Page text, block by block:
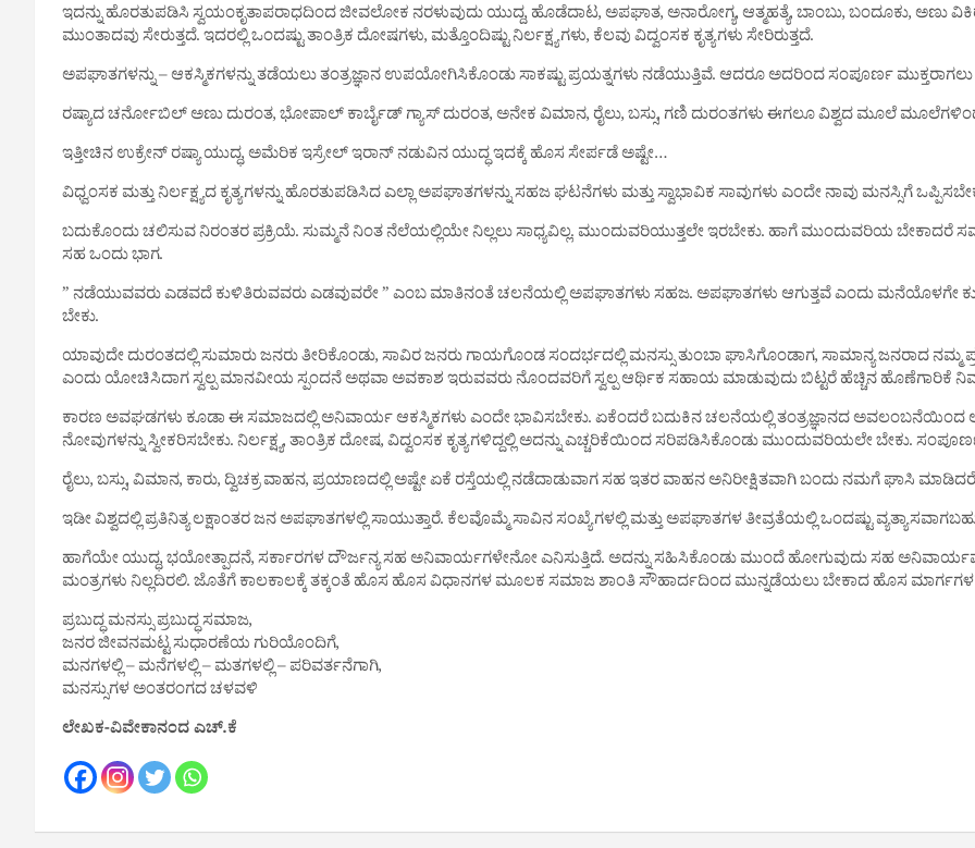
ಇದನ್ನು ಹೊರತುಪಡಿಸಿ ಸ್ವಯಂಕೃತಾಪರಾಧದಿಂದ ಜೀವಲೋಕ ನರಳುವುದು ಯುದ್ದ, ಹೊಡೆದಾಟ, ಅಪಘಾತ, ಅನಾರೋಗ್ಯ, ಆತ್ಮಹತ್ಯೆ, ಬಾಂಬು, ಬಂದೂಕು,
ಮುಂತಾದವು ಸೇರುತ್ತದೆ. ಇದರಲ್ಲಿ ಒಂದಷ್ಟು ತಾಂತ್ರಿಕ ದೋಷಗಳು, ಮತ್ತೊಂದಿಷ್ಟು ನಿರ್ಲಕ್ಷ್ಯಗಳು, ಕೆಲವು ವಿದ್ವಂಸಕ ಕೃತ್ಯಗಳು ಸೇರಿರುತ್ತದೆ.
ಅಪಘಾತಗಳನ್ನು – ಆಕಸ್ಮಿಕಗಳನ್ನು ತಡೆಯಲು ತಂತ್ರಜ್ಞಾನ ಉಪಯೋಗಿಸಿಕೊಂಡು ಸಾಕಷ್ಟು ಪ್ರಯತ್ನಗಳು ನಡೆಯುತ್ತಿವೆ. ಆದರೂ ಅದರಿಂದ ಸಂಪೂರ್ಣ ಮುಕ್ತರಾಗಲು
ರಷ್ಯಾದ ಚರ್ನೋಬಿಲ್ ಅಣು ದುರಂತ, ಭೋಪಾಲ್ ಕಾರ್ಬೈಡ್ ಗ್ಯಾಸ್ ದುರಂತ, ಅನೇಕ ವಿಮಾನ, ರೈಲು, ಬಸ್ಸು, ಗಣಿ ದುರಂತಗಳು ಈಗಲೂ ವಿಶ್ವದ ಮೂಲೆ ಮೂಲೆಗಳಿಂದ
ಇತ್ತೀಚಿನ ಉಕ್ರೇನ್ ರಷ್ಯಾ ಯುದ್ಧ, ಅಮೆರಿಕ ಇಸ್ರೇಲ್ ಇರಾನ್ ನಡುವಿನ ಯುದ್ಧ ಇದಕ್ಕೆ ಹೊಸ ಸೇರ್ಪಡೆ ಅಷ್ಟೇ…
ವಿಧ್ವಂಸಕ ಮತ್ತು ನಿರ್ಲಕ್ಷ್ಯದ ಕೃತ್ಯಗಳನ್ನು ಹೊರತುಪಡಿಸಿದ ಎಲ್ಲಾ ಅಪಘಾತಗಳನ್ನು ಸಹಜ ಘಟನೆಗಳು ಮತ್ತು ಸ್ವಾಭಾವಿಕ ಸಾವುಗಳು ಎಂದೇ ನಾವು ಮನಸ್ಸಿಗೆ
ಬದುಕೊಂದು ಚಲಿಸುವ ನಿರಂತರ ಪ್ರಕ್ರಿಯೆ. ‌ಸುಮ್ಮನೆ ನಿಂತ ನೆಲೆಯಲ್ಲಿಯೇ ನಿಲ್ಲಲು ಸಾಧ್ಯವಿಲ್ಲ. ಮುಂದುವರಿಯುತ್ತಲೇ ಇರಬೇಕು. ಹಾಗೆ ಮುಂದುವರಿಯ ಬೇಕಾದರೆ
ಸಹ ಒಂದು ಭಾಗ.
” ನಡೆಯುವವರು ಎಡವದೆ ಕುಳಿತಿರುವವರು ಎಡವುವರೇ ” ಎಂಬ ಮಾತಿನಂತೆ ಚಲನೆಯಲ್ಲಿ ಅಪಘಾತಗಳು ಸಹಜ. ಅಪಘಾತಗಳು ಆಗುತ್ತವೆ ಎಂದು ಮನೆಯೊಳಗೇ
ಬೇಕು.
ಯಾವುದೇ ದುರಂತದಲ್ಲಿ ಸುಮಾರು ‌ಜನರು ತೀರಿಕೊಂಡು, ಸಾವಿರ ಜನರು ಗಾಯಗೊಂಡ‌ ಸಂದರ್ಭದಲ್ಲಿ ಮನಸ್ಸು ತುಂಬಾ ಘಾಸಿಗೊಂಡಾಗ, ಸಾಮಾನ್ಯ ಜನರಾದ ನಮ್ಮ
ಎಂದು ಯೋಚಿಸಿದಾಗ ಸ್ವಲ್ಪ ಮಾನವೀಯ ಸ್ಪಂದನೆ ಅಥವಾ ಅವಕಾಶ ಇರುವವರು ನೊಂದವರಿಗೆ ಸ್ವಲ್ಪ ಆರ್ಥಿಕ ಸಹಾಯ ಮಾಡುವುದು ಬಿಟ್ಟರೆ ಹೆಚ್ಚಿನ ಹೊಣೆಗಾರಿಕೆ
ಕಾರಣ ಅವಘಡಗಳು ಕೂಡಾ ಈ ಸಮಾಜದಲ್ಲಿ ಅನಿವಾರ್ಯ ಆಕಸ್ಮಿಕಗಳು ಎಂದೇ ಭಾವಿಸಬೇಕು. ಏಕೆಂದರೆ ಬದುಕಿನ ಚಲನೆಯಲ್ಲಿ ತಂತ್ರಜ್ಞಾನದ ಅವಲಂಬನೆಯಿಂದ
ನೋವುಗಳನ್ನು ಸ್ವೀಕರಿಸಬೇಕು. ನಿರ್ಲಕ್ಷ್ಯ, ತಾಂತ್ರಿಕ ದೋಷ, ವಿದ್ವಂಸಕ ಕೃತ್ಯಗಳಿದ್ದಲ್ಲಿ ಅದನ್ನು ಎಚ್ಚರಿಕೆಯಿಂದ ಸರಿಪಡಿಸಿಕೊಂಡು ಮುಂದುವರಿಯಲೇ ಬೇಕು.
ರೈಲು, ಬಸ್ಸು, ವಿಮಾನ, ಕಾರು, ದ್ವಿಚಕ್ರ ವಾಹನ, ಪ್ರಯಾಣದಲ್ಲಿ ಅಷ್ಟೇ ಏಕೆ ರಸ್ತೆಯಲ್ಲಿ ನಡೆದಾಡುವಾಗ ಸಹ ಇತರ ವಾಹನ ಅನಿರೀಕ್ಷಿತವಾಗಿ ಬಂದು ನಮಗೆ ಘಾಸಿ
ಇಡೀ ವಿಶ್ವದಲ್ಲಿ ಪ್ರತಿನಿತ್ಯ ಲಕ್ಷಾಂತರ ಜನ ಅಪಘಾತಗಳಲ್ಲಿ ಸಾಯುತ್ತಾರೆ. ಕೆಲವೊಮ್ಮೆ ಸಾವಿನ ಸಂಖ್ಯೆಗಳಲ್ಲಿ ಮತ್ತು ಅಪಘಾತಗಳ ತೀವ್ರತೆಯಲ್ಲಿ ಒಂದಷ್ಟು
ಹಾಗೆಯೇ ಯುದ್ಧ, ಭಯೋತ್ಪಾದನೆ, ಸರ್ಕಾರಗಳ ದೌರ್ಜನ್ಯ ಸಹ ಅನಿವಾರ್ಯಗಳೇನೋ ಎನಿಸುತ್ತಿದೆ. ಅದನ್ನು ಸಹಿಸಿಕೊಂಡು ಮುಂದೆ ಹೋಗುವುದು ಸಹ
ಮಂತ್ರಗಳು ನಿಲ್ಲದಿರಲಿ. ಜೊತೆಗೆ ಕಾಲಕಾಲಕ್ಕೆ ತಕ್ಕಂತೆ ಹೊಸ ಹೊಸ ವಿಧಾನಗಳ ಮೂಲಕ ಸಮಾಜ ಶಾಂತಿ ಸೌಹಾರ್ದದಿಂದ ಮುನ್ನಡೆಯಲು ಬೇಕಾದ ಹೊಸ
ಪ್ರಬುದ್ಧ ಮನಸ್ಸು ಪ್ರಬುದ್ಧ ‌ಸಮಾಜ,
ಜನರ ಜೀವನಮಟ್ಟ ಸುಧಾರಣೆಯ ಗುರಿಯೊಂದಿಗೆ,
ಮನಗಳಲ್ಲಿ – ಮನೆಗಳಲ್ಲಿ – ಮತಗಳಲ್ಲಿ – ಪರಿವರ್ತನೆಗಾಗಿ,
ಮನಸ್ಸುಗಳ ಅಂತರಂಗದ ಚಳವಳಿ
ಲೇಖಕ-ವಿವೇಕಾನಂದ ಎಚ್.ಕೆ